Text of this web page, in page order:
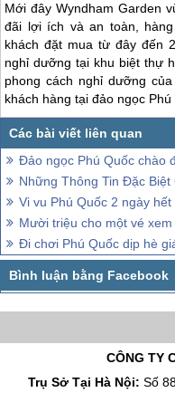
Mới đây Wyndham Garden
đãi lợi ích và an toàn,
khách đặt mua từ đây đến
nghỉ dưỡng tại khu biệt thự
phong cách nghỉ dưỡng
khách hàng tại đảo ngọc Phú
Đảo ngọc Phú Quốc chào
Những Thông Tin Đặc Biệt Cần
Vi vu Phú Quốc 2 ngày
Mười triệu cho một vé
Đi chơi Phú Quốc dịp hè
CÔNG TY
Trụ Sở Tại Hà Nội: Số